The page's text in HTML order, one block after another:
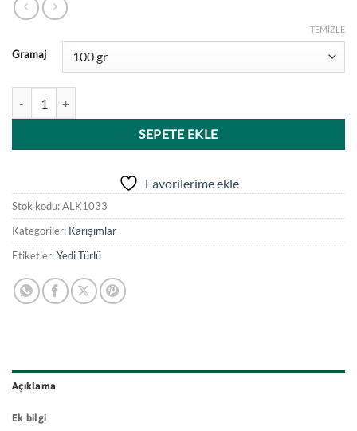
Gramaj
TEMIZLE
SEPETE EKLE
Favorilerime ekle
Stok kodu:ALK1033
Kategoriler: Karışımlar
Etiketler:Yedi Türlü
Açıklama
Ek bilgi